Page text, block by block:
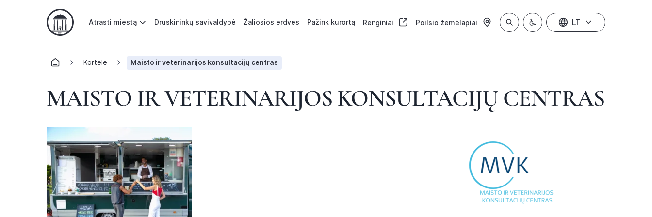
Atrasti miestą Druskininkų savivaldybė Žaliosios erdvės Pažink kurortą Renginiai Poilsio žemėlapiai LT
Kortelė Maisto ir veterinarijos konsultacijų centras
MAISTO IR VETERINARIJOS KONSULTACIJŲ CENTRAS